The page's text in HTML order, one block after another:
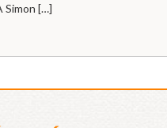
Simon […]